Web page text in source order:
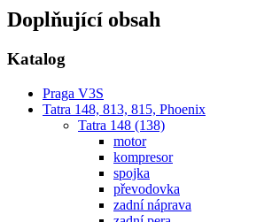
Doplňující obsah
Katalog
Praga V3S
Tatra 148, 813, 815, Phoenix
Tatra 148 (138)
motor
kompresor
spojka
převodovka
zadní náprava